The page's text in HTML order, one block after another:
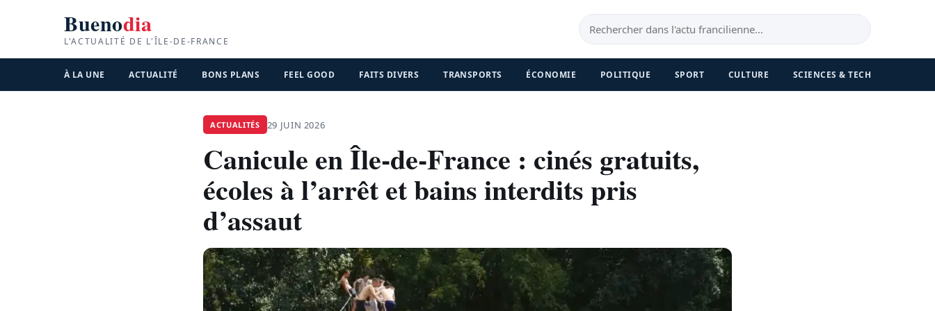
Buenodia
L'ACTUALITÉ DE L'ÎLE-DE-FRANCE
À LA UNE ACTUALITÉ BONS PLANS FEEL GOOD FAITS DIVERS TRANSPORTS ÉCONOMIE POLITIQUE SPORT CULTURE SCIENCES & TECH
ACTUALITÉS 29 JUIN 2026
Canicule en Île-de-France : cinés gratuits,
écoles à l’arrêt et bains interdits pris
d’assaut